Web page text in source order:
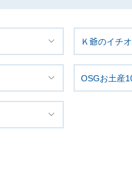
Ｋ爺のイチ
OSGお土産